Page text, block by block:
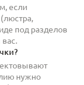
если
под разделов
нужно